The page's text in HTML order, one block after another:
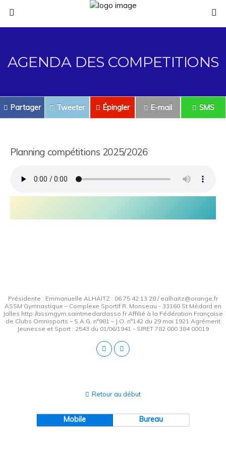
AGENDA DES COMPETITIONS
Partager Tweeter Épingler E-mail SMS
Planning compétitions 2025/2026
Présidente : Emmanuelle ALHAITZ : 06 75 42 13 28 / ealhaitz@orange.fr
ASSM Gymnastique – Complexe Sportif R. Monseau - 33160 St Médard en
Jalles http://assmgym.saintmedardasso.fr Affilié à la Fédération Française
de Clubs Omnisports – S.A.G. n°981 – J.O. n°142 du 29 mai 1921 Agrément
Jeunesse et Sport : 2543 du 01/06/1941 - SIRET 782 000 384 00019
Retour au début
Mobile Bureau